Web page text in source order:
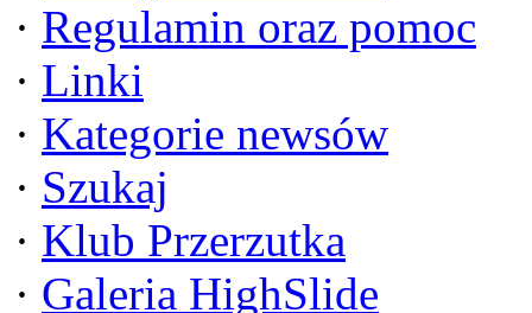
· Regulamin oraz pomoc
· Linki
· Kategorie newsów
· Szukaj
· Klub Przerzutka
· Galeria HighSlide